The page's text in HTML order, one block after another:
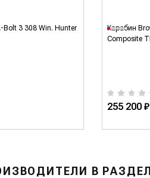
3 308 Win. Hunter
Карабин
Composite
255 200 ₽
В